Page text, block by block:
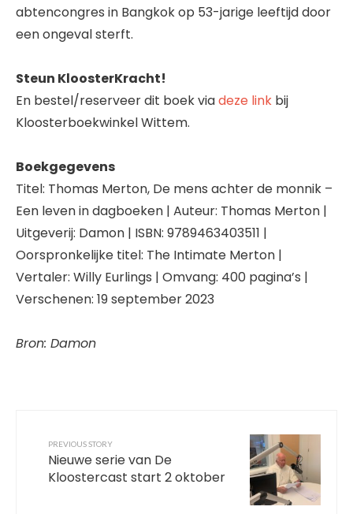
abtencongres in Bangkok op 53-jarige leeftijd door
een ongeval sterft.
Steun KloosterKracht!
En bestel/reserveer dit boek viadeze link bij
Kloosterboekwinkel Wittem.
Boekgegevens
Titel: Thomas Merton, De mens achter de monnik –
Een leven in dagboeken | Auteur: Thomas Merton |
Uitgeverij: Damon | ISBN: 9789463403511 |
Oorspronkelijke titel: The Intimate Merton |
Vertaler: Willy Eurlings | Omvang: 400 pagina’s |
Verschenen: 19 september 2023
Bron: Damon
PREVIOUS STORY
Nieuwe serie van De
Kloostercast start 2 oktober